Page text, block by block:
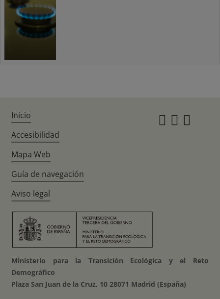
Inicio
Accesibilidad
Mapa Web
Guía de navegación
Aviso legal
Ministerio para la Transición Ecológica y el Reto
Demográfico
Plaza San Juan de la Cruz, 10 28071 Madrid (España)